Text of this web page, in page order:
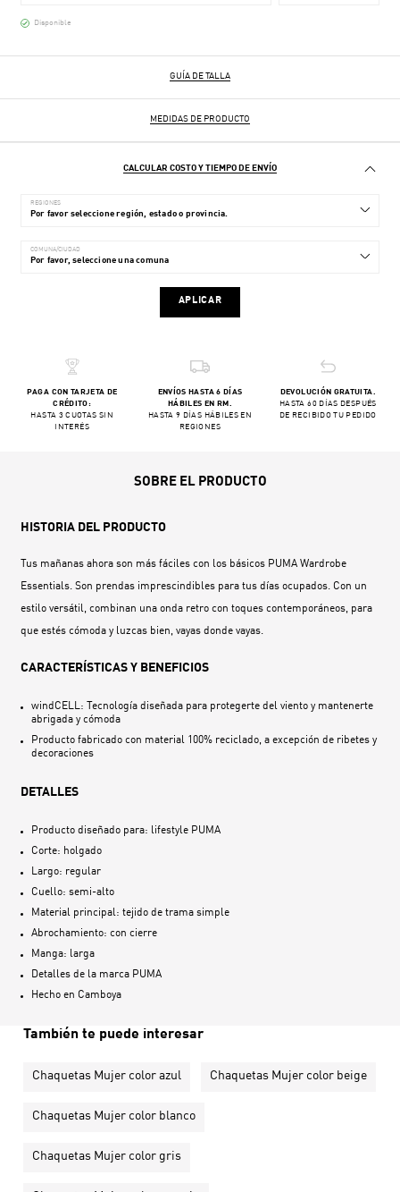
Disponible
GUÍA DE TALLA
MEDIDAS DE PRODUCTO
CALCULAR COSTO Y TIEMPO DE ENVÍO
REGIONES
COMUNA/CIUDAD
APLICAR
PAGA CON TARJETA DE
CRÉDITO:
HASTA 3 CUOTAS SIN
INTERÉS
ENVÍOS HASTA 6 DÍAS
HÁBILES EN RM.
HASTA 9 DÍAS HÁBILES EN
REGIONES
DEVOLUCIÓN GRATUITA.
HASTA 60 DÍAS DESPUÉS
DE RECIBIDO TU PEDIDO
SOBRE EL PRODUCTO
HISTORIA DEL PRODUCTO
Tus mañanas ahora son más fáciles con los básicos PUMA Wardrobe
Essentials. Son prendas imprescindibles para tus días ocupados. Con un
estilo versátil, combinan una onda retro con toques contemporáneos, para
que estés cómoda y luzcas bien, vayas donde vayas.
CARACTERÍSTICAS Y BENEFICIOS
windCELL: Tecnología diseñada para protegerte del viento y mantenerte
abrigada y cómoda
Producto fabricado con material 100% reciclado, a excepción de ribetes y
decoraciones
DETALLES
Producto diseñado para: lifestyle PUMA
Corte: holgado
Largo: regular
Cuello: semi-alto
Material principal: tejido de trama simple
Abrochamiento: con cierre
Manga: larga
Detalles de la marca PUMA
Hecho en Camboya
También te puede interesar
Chaquetas Mujer color azul Chaquetas Mujer color beige
Chaquetas Mujer color blanco
Chaquetas Mujer color gris